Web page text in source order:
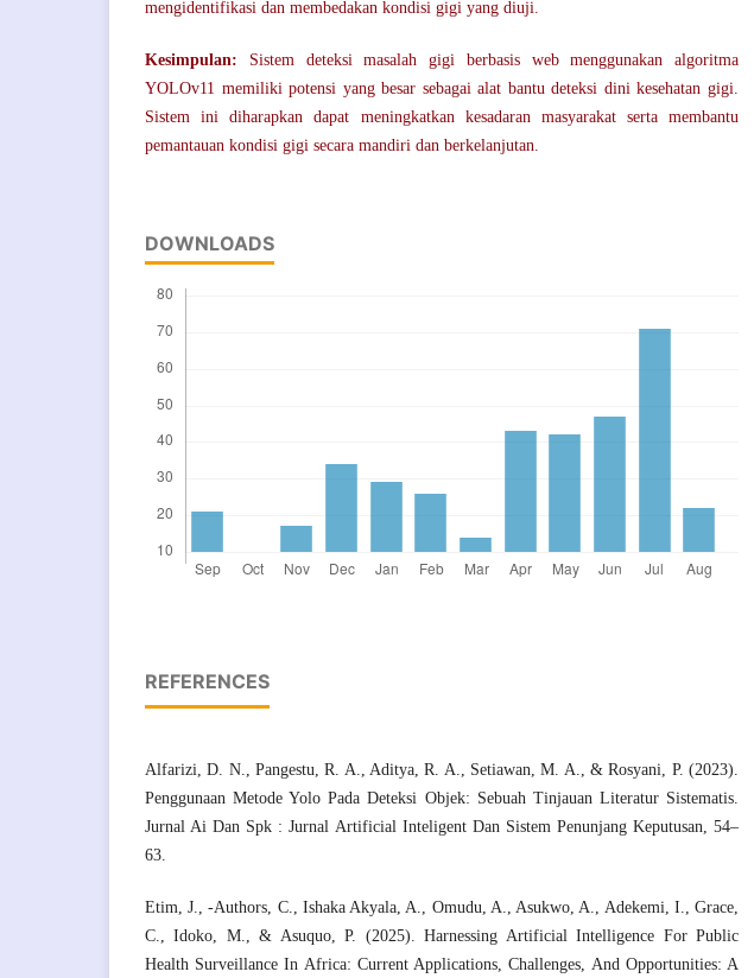
mengidentifikasi dan membedakan kondisi gigi yang diuji.
Kesimpulan: Sistem deteksi masalah gigi berbasis web menggunakan algoritma
YOLOv11 memiliki potensi yang besar sebagai alat bantu deteksi dini kesehatan gigi.
Sistem ini diharapkan dapat meningkatkan kesadaran masyarakat serta membantu
pemantauan kondisi gigi secara mandiri dan berkelanjutan.
DOWNLOADS
REFERENCES
Alfarizi, D. N., Pangestu, R. A., Aditya, R. A., Setiawan, M. A., & Rosyani, P. (2023).
Penggunaan Metode Yolo Pada Deteksi Objek: Sebuah Tinjauan Literatur Sistematis.
Jurnal Ai Dan Spk : Jurnal Artificial Inteligent Dan Sistem Penunjang Keputusan, 54–
63.
Etim, J., -Authors, C., Ishaka Akyala, A., Omudu, A., Asukwo, A., Adekemi, I., Grace,
C., Idoko, M., & Asuquo, P. (2025). Harnessing Artificial Intelligence For Public
Health Surveillance In Africa: Current Applications, Challenges, And Opportunities: A